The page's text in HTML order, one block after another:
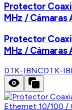
Protector
MHz / Cámaras
Protector
MHz / Cámaras
DTK-IBNCDTK-